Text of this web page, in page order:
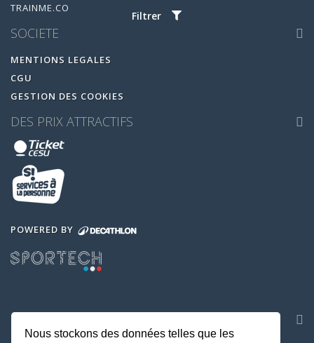
Filtrer
TRAINME.CO
SOCIETE
MENTIONS LEGALES
CGU
GESTION DES COOKIES
DES PRIX ATTRACTIFS
POWERED BY
Nous stockons des données telles que les